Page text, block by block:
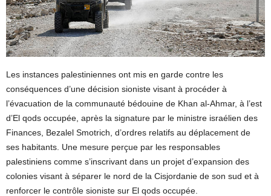
Les instances palestiniennes ont mis en garde contre les
conséquences d’une décision sioniste visant à procéder à
l’évacuation de la communauté bédouine de Khan al-Ahmar, à l’est
d’El qods occupée, après la signature par le ministre israélien des
Finances, Bezalel Smotrich, d’ordres relatifs au déplacement de
ses habitants. Une mesure perçue par les responsables
palestiniens comme s’inscrivant dans un projet d’expansion des
colonies visant à séparer le nord de la Cisjordanie de son sud et à
renforcer le contrôle sioniste sur El qods occupée.